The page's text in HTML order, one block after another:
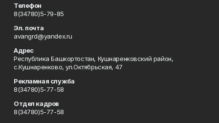
Телефон
8(34780)5-79-85
Эл. почта
avangrd@yandex.ru
Адрес
Республика Башкортостан, Кушнаренковский район,
с.Кушнаренково, ул.Октябрьская, 47
Рекламная служба
8(34780)5-77-58
Отдел кадров
8(34780)5-77-58